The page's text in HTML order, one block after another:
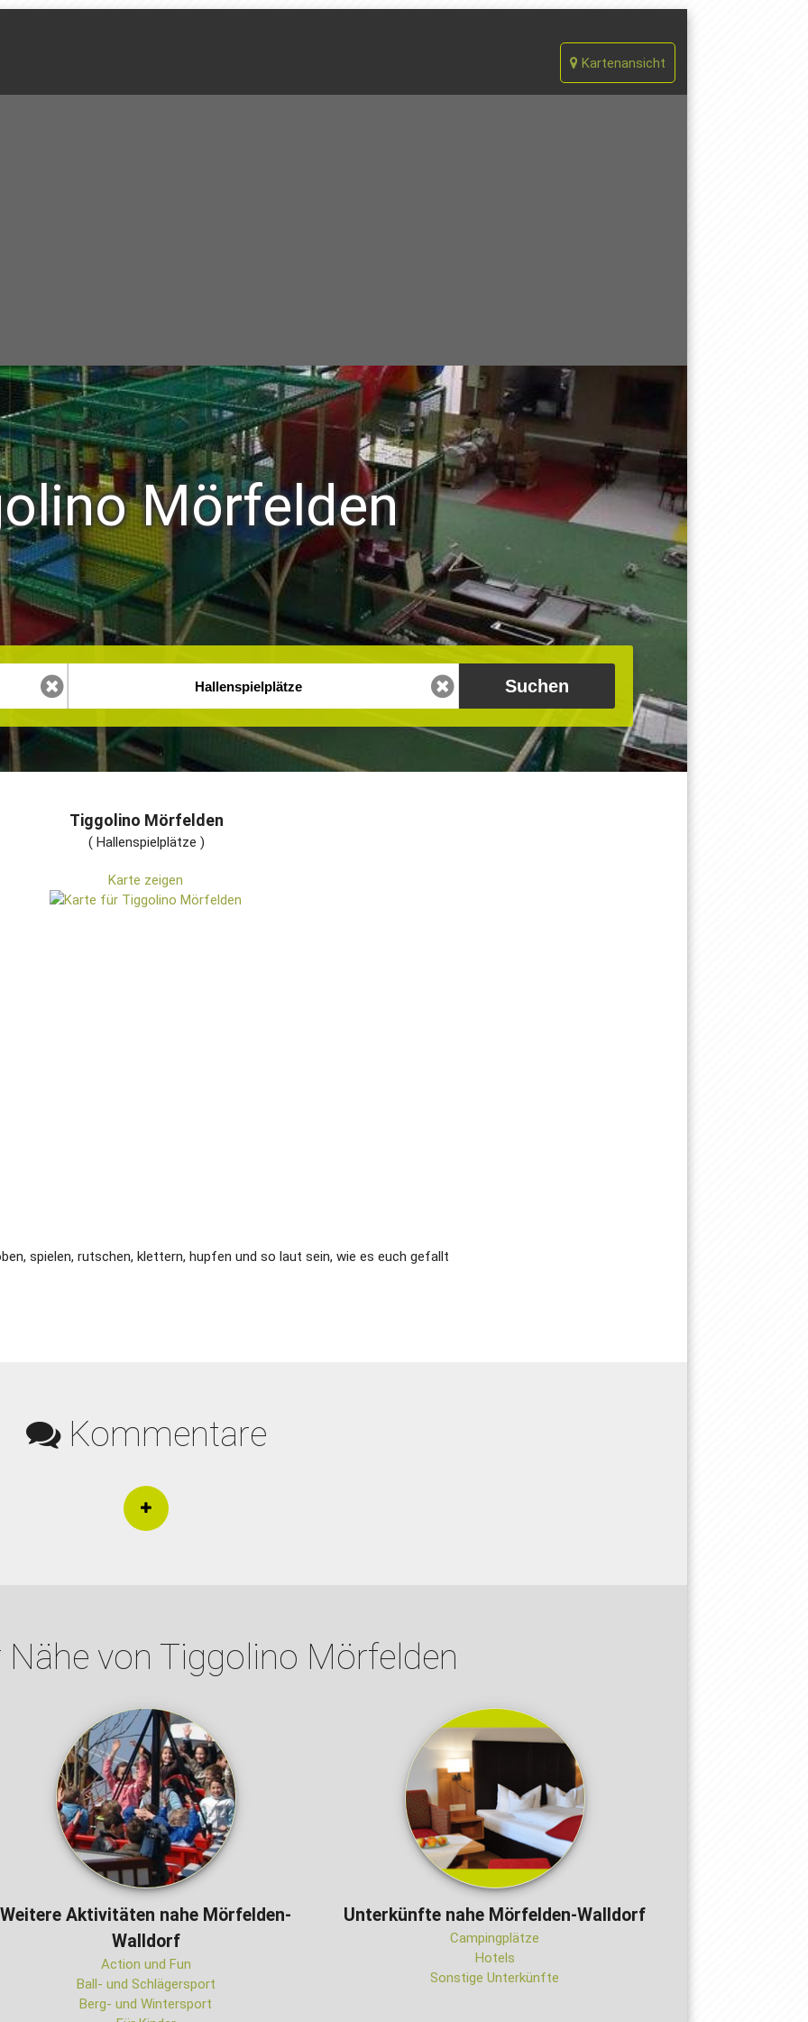
Kartenansicht
Mörfelden
Tiggolino Mörfelden
( Hallenspielplätze )
Karte zeigen
spielen, rutschen, klettern, hupfen und so laut sein, wie es euch gefallt
Kommentare
von Tiggolino Mörfelden
Weitere Aktivitäten nahe Mörfelden-
Walldorf
Action und Fun
Ball- und Schlägersport
Berg- und Wintersport
Unterkünfte nahe Mörfelden-Walldorf
Campingplätze
Hotels
Sonstige Unterkünfte